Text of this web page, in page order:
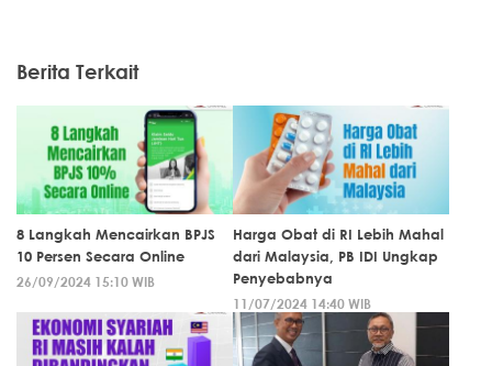
Berita Terkait
8 Langkah Mencairkan BPJS
10 Persen Secara Online
26/09/2024 15:10 WIB
Harga Obat di RI Lebih Mahal
dari Malaysia, PB IDI Ungkap
Penyebabnya
11/07/2024 14:40 WIB